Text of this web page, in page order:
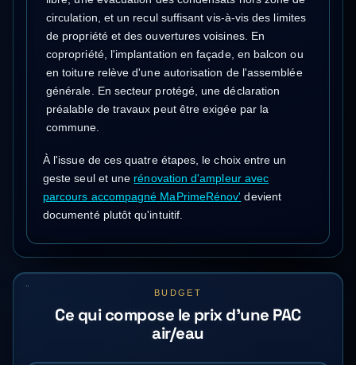
circulation, et un recul suffisant vis-à-vis des limites
de propriété et des ouvertures voisines. En
copropriété, l'implantation en façade, en balcon ou
en toiture relève d'une autorisation de l'assemblée
générale. En secteur protégé, une déclaration
préalable de travaux peut être exigée par la
commune.
À l'issue de ces quatre étapes, le choix entre un
geste seul et une rénovation d'ampleur avec
parcours accompagné MaPrimeRénov' devient
documenté plutôt qu'intuitif.
BUDGET
Ce qui compose le prix d'une PAC
air/eau